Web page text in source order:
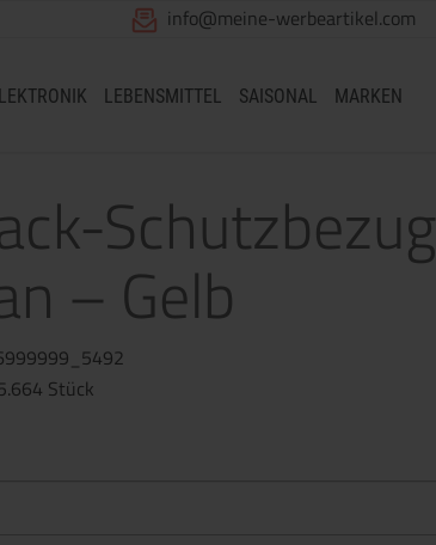
info@meine-werbeartikel.com
LEBENSMITTEL SAISONAL MARKEN
Schutzbezug
– Gelb
Stück